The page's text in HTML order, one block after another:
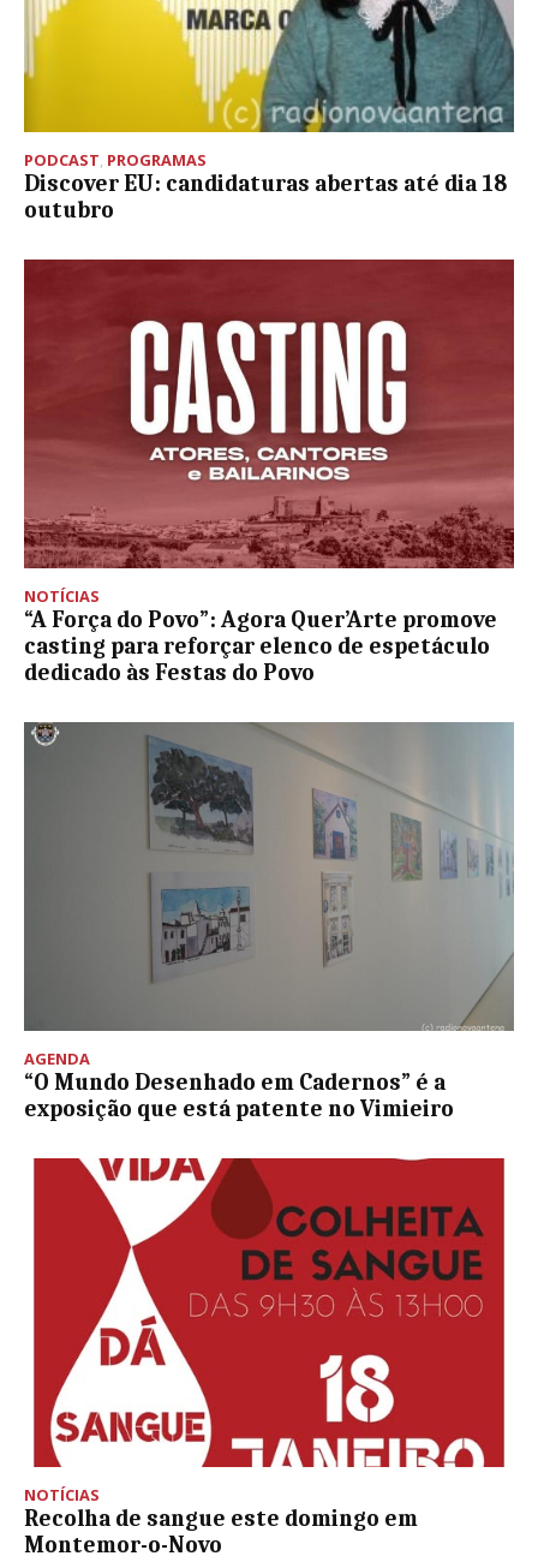
PODCAST PROGRAMAS
Discover EU: candidaturas abertas até dia 18
outubro
NOTÍCIAS
“A Força do Povo”: Agora Quer’Arte promove
casting para reforçar elenco de espetáculo
dedicado às Festas do Povo
AGENDA
“O Mundo Desenhado em Cadernos” é a
exposição que está patente no Vimieiro
NOTÍCIAS
Recolha de sangue este domingo em
Montemor-o-Novo